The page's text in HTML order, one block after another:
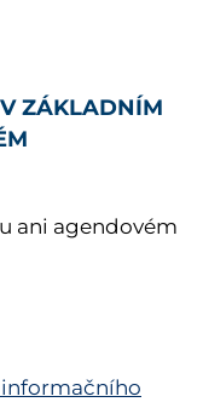
ZÁKLADNÍM
ani agendovém